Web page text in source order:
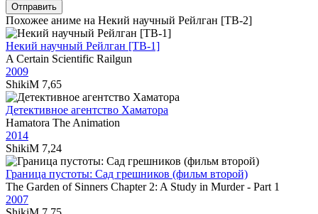
Отправить
Похожее аниме на Некий научный Рейлган [ТВ-2]
Некий научный Рейлган [ТВ-1]
A Certain Scientific Railgun
2009
ShikiM 7,65
Детективное агентство Хаматора
Hamatora The Animation
2014
ShikiM 7,24
Граница пустоты: Сад грешников (фильм второй)
The Garden of Sinners Chapter 2: A Study in Murder - Part 1
2007